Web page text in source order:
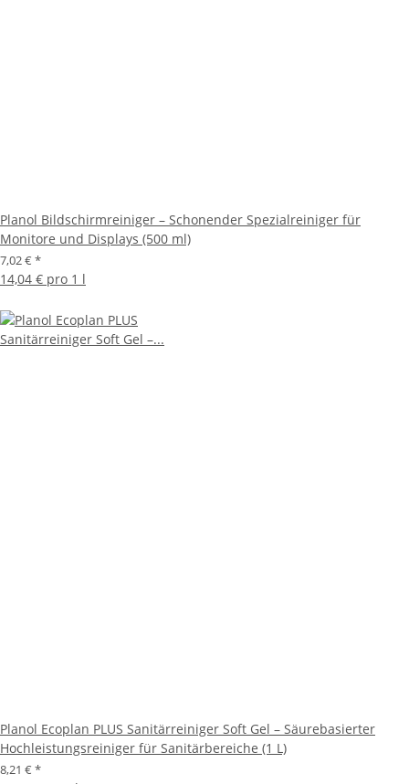
Planol Bildschirmreiniger – Schonender Spezialreiniger für
Monitore und Displays (500 ml)
7,02 € *
14,04 € pro 1 l
Planol Ecoplan PLUS Sanitärreiniger Soft Gel – Säurebasierter
Hochleistungsreiniger für Sanitärbereiche (1 L)
8,21 € *